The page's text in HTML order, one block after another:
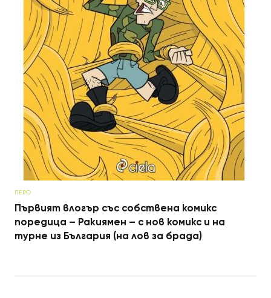
ПЕРО
Първият влогър със собствена комикс
поредица – Ракиямен – с нов комикс и на
турне из България (на лов за брада)